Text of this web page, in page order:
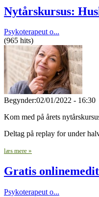
Nytårskursus:
Psykoterapeut o...
(965 hits)
Begynder:02/01/2022 - 16:30
Kom med på årets
Deltag på replay for under
læs mere »
Gratis
Psykoterapeut o...